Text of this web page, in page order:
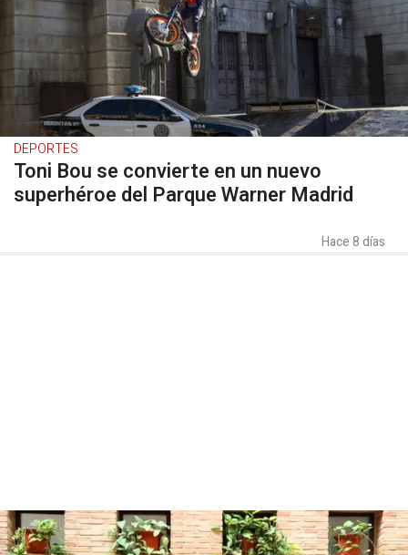
DEPORTES
Toni Bou se convierte en un nuevo
superhéroe del Parque Warner Madrid
Hace 8 días